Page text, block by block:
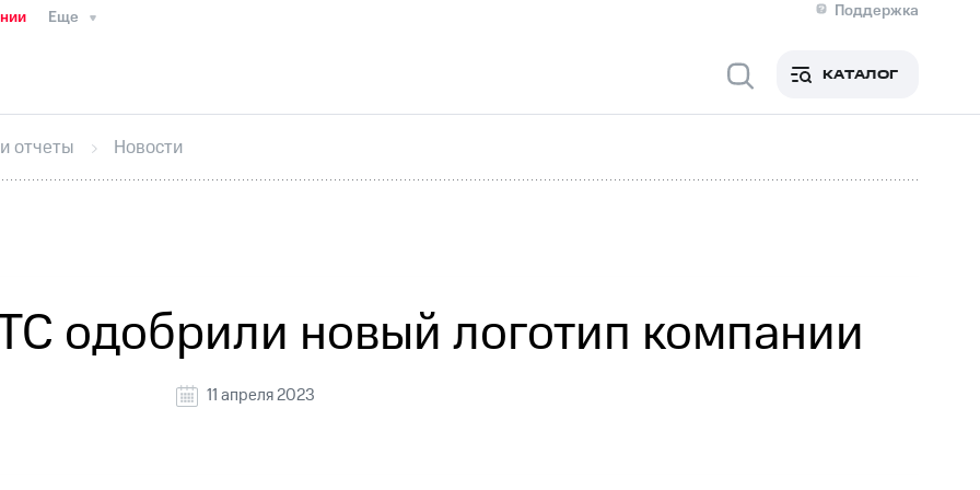
Еще
Поддержка
Медиа-центр
ИнтервьюФинансовая отчетностьКонтактыНовости в регионе
секретарьРаскрытие информации
кабинет акционераАкционерный капиталКонтроль и аудитРынок акций
КАТАЛОГ
отчеты Новости
одобрили новый логотип компании
11 апреля 2023